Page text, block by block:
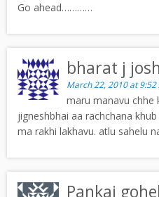
Go ahead…………
bharat j
March 22, 2010 at 9:52
maru manavu chhe
jigneshbhai aa rachchana
ma rakhi lakhavu. atlu sahelu
Pankaj